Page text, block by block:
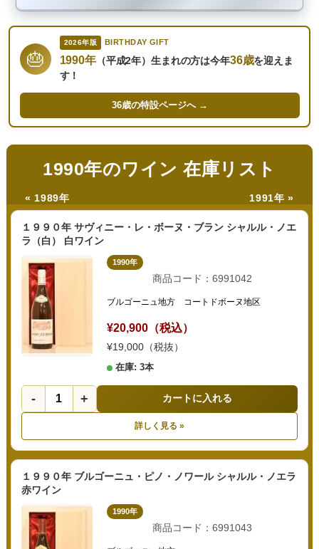
🎂
2026年版 BIRTHDAY GIFT
1990年（平成2年）生まれの方は今年36歳を迎えま
す！
36歳の特設ページへ →
1990年のワイン 在庫リスト
« 1989年 1991年 »
１９９０年 サヴィニー・レ・ボーヌ・ブラン シャルル・ノエ
ラ（白） 白ワイン
1990年
商品コード：6991042
ブルゴーニュ地方 コートドボーヌ地区
¥20,900（税込）
¥19,000（税抜）
在庫: 3本
- + カートに入れる
詳しく見る »
１９９０年 ブルゴーニュ・ピノ・ノワール シャルル・ノエラ
赤ワイン
1990年
商品コード：6991043